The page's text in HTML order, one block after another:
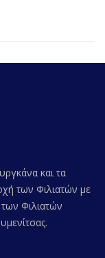
και τα
των Φιλιατών με
Φιλιατών